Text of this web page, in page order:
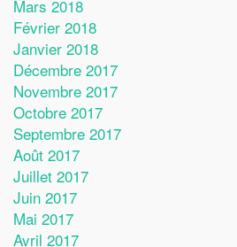
Mars 2018
Février 2018
Janvier 2018
Décembre 2017
Novembre 2017
Octobre 2017
Septembre 2017
Août 2017
Juillet 2017
Juin 2017
Mai 2017
Avril 2017